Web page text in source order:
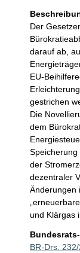
Der
darauf ab,
EU-
gestrichen
Die
dem
Speicherung
der
dezentraler
Änderungen
und Klärgas
BR-Drs.